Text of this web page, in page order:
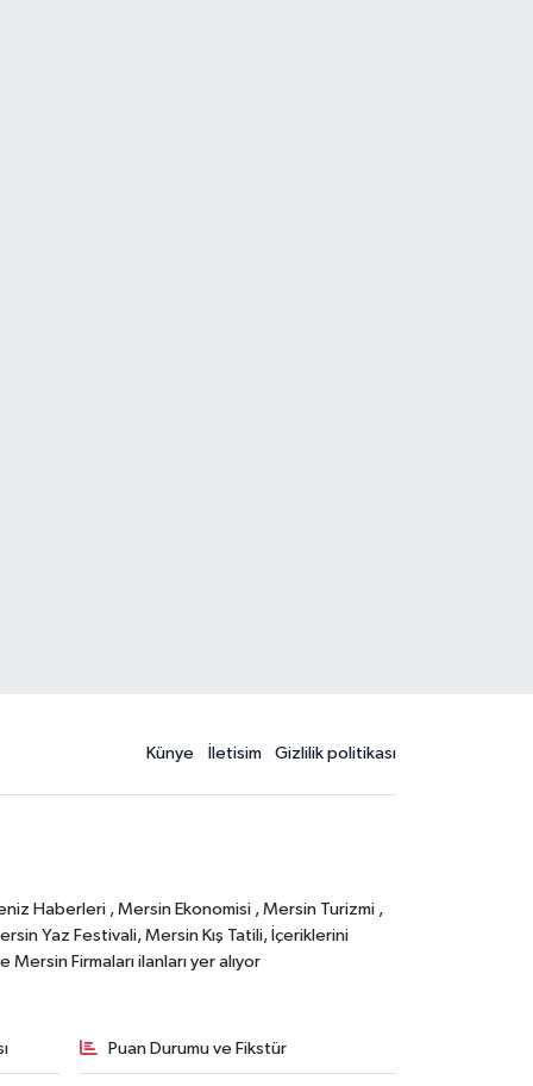
Künye İletisim Gizlilik politikası
Haberleri , Mersin Ekonomisi , Mersin Turizmi ,
Yaz Festivali, Mersin Kış Tatili, İçeriklerini
Firmaları ilanları yer alıyor
Puan Durumu ve Fikstür